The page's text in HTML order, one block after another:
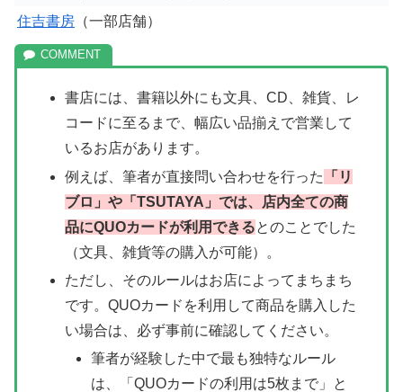
住吉書房 （一部店舗）
書店には、書籍以外にも文具、CD、雑貨、レ
コードに至るまで、幅広い品揃えで営業して
いるお店があります。
例えば、筆者が直接問い合わせを行った
「リ
ブロ」や「TSUTAYA」では、店内全ての商
品にQUOカードが利用できるとのことでした
（文具、雑貨等の購入が可能）。
ただし、そのルールはお店によってまちまち
です。QUOカードを利用して商品を購入した
い場合は、必ず事前に確認してください。
筆者が経験した中で最も独特なルール
は、「QUOカードの利用は5枚まで」と